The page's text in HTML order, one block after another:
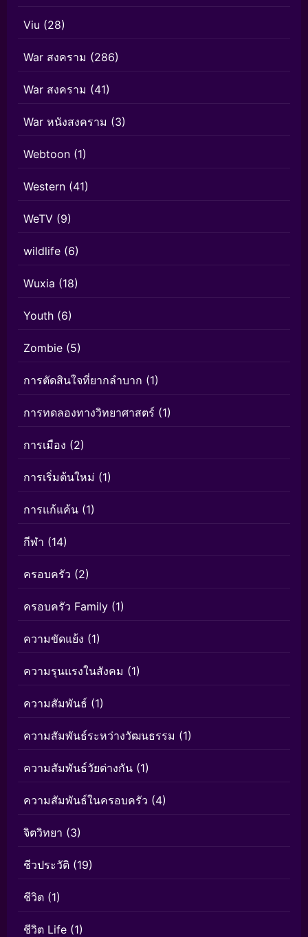
Viu (28)
War สงคราม (286)
War สงคราม (41)
War หนังสงคราม (3)
Webtoon (1)
Western (41)
WeTV (9)
wildlife (6)
Wuxia (18)
Youth (6)
Zombie (5)
การตัดสินใจที่ยากลำบาก (1)
การทดลองทางวิทยาศาสตร์ (1)
การเมือง (2)
การเริ่มต้นใหม่ (1)
การแก้แค้น (1)
กีฬา (14)
ครอบครัว (2)
ครอบครัว Family (1)
ความขัดแย้ง (1)
ความรุนแรงในสังคม (1)
ความสัมพันธ์ (1)
ความสัมพันธ์ระหว่างวัฒนธรรม (1)
ความสัมพันธ์วัยต่างกัน (1)
ความสัมพันธ์ในครอบครัว (4)
จิตวิทยา (3)
ชีวประวัติ (19)
ชีวิต (1)
ชีวิต Life (1)